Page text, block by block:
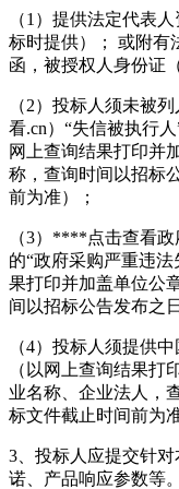
（1）提供法定代表
标时提供）； 或附有
函，被授权人身份证
（2）投标人须未被
看.cn）“失信被执行
网上查询结果打印并
称，查询时间以招标
前为准）；
（3）****点击查看政
的“政府采购严重违
果打印并加盖单位公
间以招标公告发布之
（4）投标人须提供
（以网上查询结果打
业名称、企业法人，
标文件截止时间前为
3、投标人应提交针
诺、产品响应参数等。